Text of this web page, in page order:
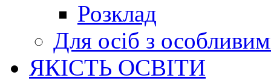
Розклад
Для осіб з
ЯКІСТЬ ОСВІТИ